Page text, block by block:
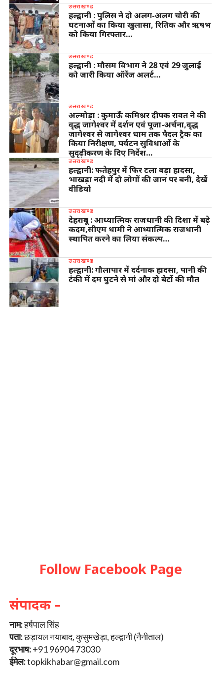
उत्तराखण्ड
हल्द्वानी : पुलिस ने दो अलग-अलग चोरी की
घटनाओं का किया खुलासा, रितिक और ऋषभ
को किया गिरफ्तार…
उत्तराखण्ड
हल्द्वानी : मौसम विभाग ने 28 एवं 29 जुलाई
को जारी किया ऑरेंज अलर्ट…
उत्तराखण्ड
अल्मोड़ा : कुमाऊँ कमिश्नर दीपक रावत ने की
वृद्ध जागेश्वर में दर्शन एवं पूजा-अर्चना,वृद्ध
जागेश्वर से जागेश्वर धाम तक पैदल ट्रैक का
किया निरीक्षण, पर्यटन सुविधाओं के
सुदृढ़ीकरण के दिए निर्देश…
उत्तराखण्ड
हल्द्वानी: फतेहपुर में फिर टला बड़ा हादसा,
भाखड़ा नदी में दो लोगों की जान पर बनी, देखें
वीडियो
उत्तराखण्ड
देहरादून : आध्यात्मिक राजधानी की दिशा में बढ़े
कदम,सीएम धामी ने आध्यात्मिक राजधानी
स्थापित करने का लिया संकल्प…
उत्तराखण्ड
हल्द्वानी: गौलापार में दर्दनाक हादसा, पानी की
टंकी में दम घुटने से मां और दो बेटों की मौत
Follow Facebook Page
संपादक –
नाम:हर्षपाल सिंह
पता:छड़ायल नयाबाद, कुसुमखेड़ा, हल्द्वानी (नैनीताल)
दूरभाष:+91 96904 73030
ईमेल:topkikhabar@gmail.com